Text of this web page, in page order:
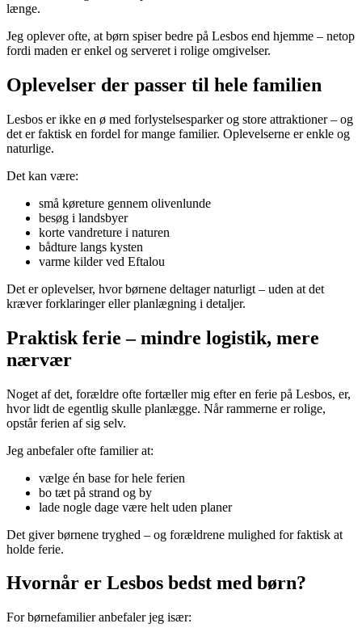
længe.
Jeg oplever ofte, at børn spiser bedre på Lesbos end hjemme – netop
fordi maden er enkel og serveret i rolige omgivelser.
Oplevelser der passer til hele familien
Lesbos er ikke en ø med forlystelsesparker og store attraktioner – og
det er faktisk en fordel for mange familier. Oplevelserne er enkle og
naturlige.
Det kan være:
små køreture gennem olivenlunde
besøg i landsbyer
korte vandreture i naturen
bådture langs kysten
varme kilder ved Eftalou
Det er oplevelser, hvor børnene deltager naturligt – uden at det
kræver forklaringer eller planlægning i detaljer.
Praktisk ferie – mindre logistik, mere
nærvær
Noget af det, forældre ofte fortæller mig efter en ferie på Lesbos, er,
hvor lidt de egentlig skulle planlægge. Når rammerne er rolige,
opstår ferien af sig selv.
Jeg anbefaler ofte familier at:
vælge én base for hele ferien
bo tæt på strand og by
lade nogle dage være helt uden planer
Det giver børnene tryghed – og forældrene mulighed for faktisk at
holde ferie.
Hvornår er Lesbos bedst med børn?
For børnefamilier anbefaler jeg især: